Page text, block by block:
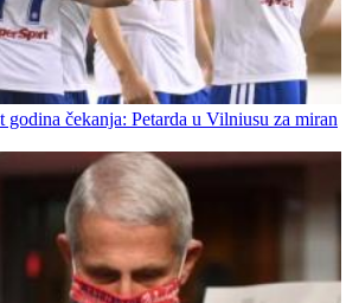
godina čekanja: Petarda u Vilniusu za miran